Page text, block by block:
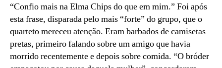
“Confio mais na Elma Chips do que em mim.” Foi após
esta frase, disparada pelo mais “forte” do grupo, que o
quarteto mereceu atenção. Eram barbados de camisetas
pretas, primeiro falando sobre um amigo que havia
morrido recentemente e depois sobre comida. “O bróder